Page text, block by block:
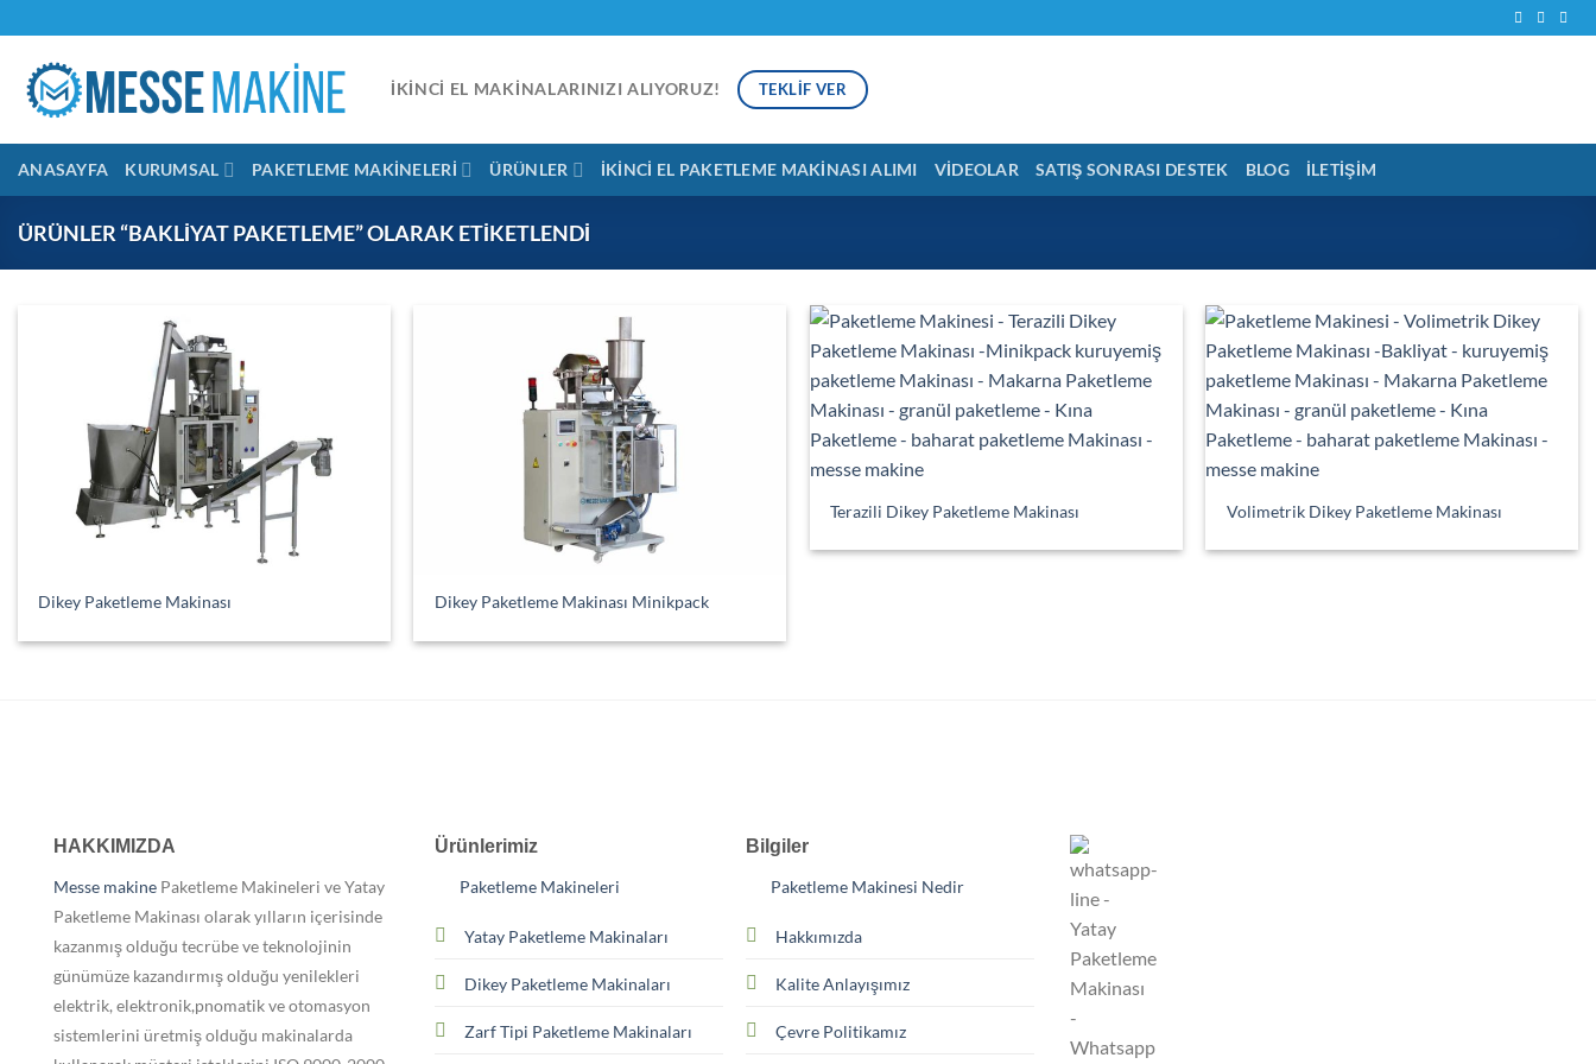
atla
İKINCI EL MAKINALARINIZI ALIYORUZ! TEKLIF VER
ANASAYFA KURUMSAL PAKETLEME MAKINELERI ÜRÜNLER İKINCI EL PAKETLEME MAKINASI ALIMI VIDEOLAR SATIŞ SONRASI DESTEK BLOG İLETIŞIM
ÜRÜNLER “BAKLIYAT PAKETLEME” OLARAK ETIKETLENDI
Dikey Paketleme Makinası Dikey Paketleme Makinası Minikpack
Terazili Dikey Paketleme Makinası Volimetrik Dikey Paketleme Makinası
HAKKIMIZDA
Messe makine Paketleme Makineleri ve Yatay
Paketleme Makinası olarak yılların içerisinde
kazanmış olduğu tecrübe ve teknolojinin
günümüze kazandırmış olduğu yenilekleri
elektrik, elektronik,pnomatik ve otomasyon
sistemlerini üretmiş olduğu makinalarda
Ürünlerimiz
Paketleme Makineleri
Yatay Paketleme Makinaları
Dikey Paketleme Makinaları
Zarf Tipi Paketleme Makinaları
Bilgiler
Paketleme Makinesi Nedir
Hakkımızda
Kalite Anlayışımız
Çevre Politikamız